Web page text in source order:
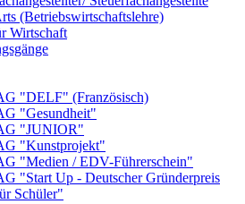
(Betriebswirtschaftslehre)
Wirtschaft
"DELF" (Französisch)
"Gesundheit"
"JUNIOR"
"Kunstprojekt"
"Medien / EDV-Führerschein"
"Start Up - Deutscher Gründerpreis
Schüler"